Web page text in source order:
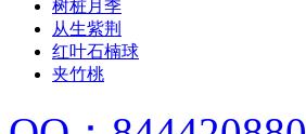
树桩月季
从生紫荆
红叶石楠球
夹竹桃